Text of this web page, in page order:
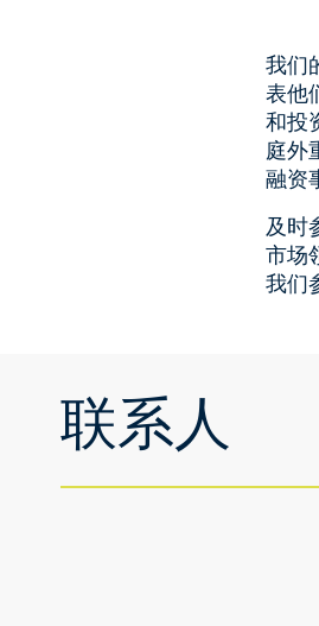
我们
表他
和投
庭外
融资
及时
市场
我们
联系人